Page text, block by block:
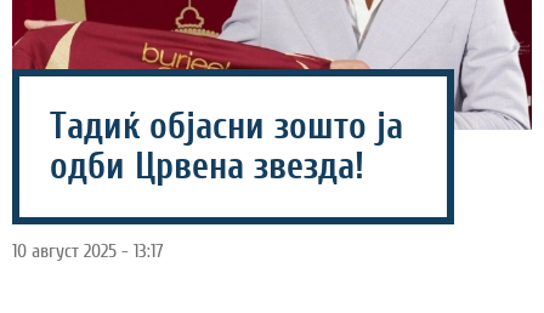
Тадиќ објасни зошто ја
одби Црвена звезда!
10 август 2025 - 13:17